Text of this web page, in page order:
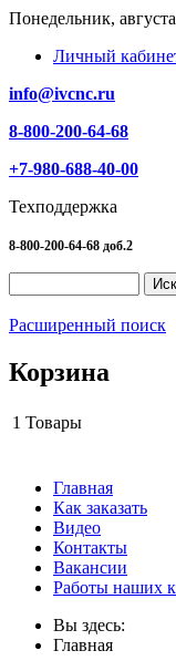
Понедельник,
Личный
info@ivcnc.ru
8-800-200-64-68
+7-980-688-40-00
Техподдержка
8-800-200-64-68 доб.2
Расширенный поиск
Корзина
1 Товары
Главная
Как заказать
Видео
Контакты
Вакансии
Работы наших
Вы здесь:
Главная